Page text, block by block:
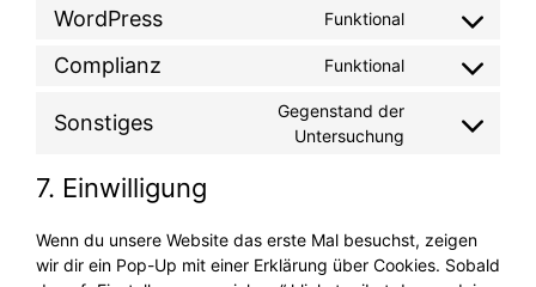
facebook
service
whatsapp
WordPress Funktional
Consent
service
Complianz Funktional
Consent
service
Sonstiges
Gegenstand der
Untersuchung
Consent
7. Einwilligung
Wenn du unsere Website das erste Mal besuchst, zeigen
wir dir ein Pop-Up mit einer Erklärung über Cookies. Sobald